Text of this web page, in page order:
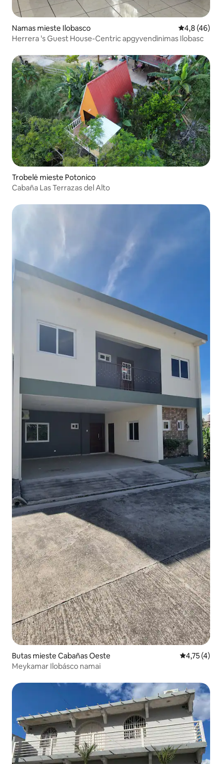
Namas mieste Ilobasco Vidutinis
4,8 (46)
Herrera 's Guest House-Centric apgyvendinimas Ilobasc
Trobelė mieste Potonico
Cabaña Las Terrazas del Alto
Butas mieste Cabañas Oeste Vidutinis
4,75 (4)
Meykamar Ilobásco namai